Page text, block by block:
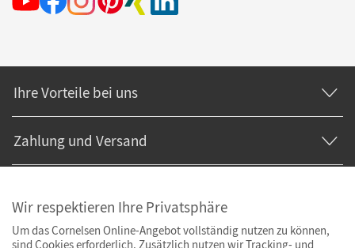
Ihre Vorteile bei uns
Zahlung und Versand
Wir respektieren Ihre Privatsphäre
Um das Cornelsen Online-Angebot vollständig nutzen zu können,
sind Cookies erforderlich. Zusätzlich nutzen wir Tracking- und